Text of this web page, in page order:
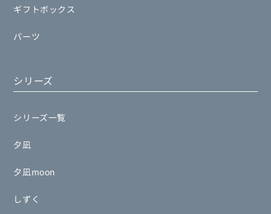
ギフトボックス
パーツ
シリーズ
シリーズ一覧
夕凪
夕凪moon
しずく